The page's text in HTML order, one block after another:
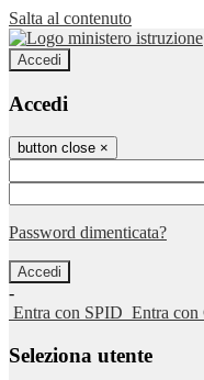
Salta al contenuto
Accedi
Accedi
button close ×
Password dimenticata?
-
Entra con SPID Entra con
Seleziona utente